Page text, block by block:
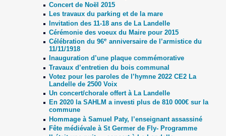
Concert de Noël 2015
Les travaux du parking et de la mare
Invitation des 11-18 ans de La Landelle
Cérémonie des voeux du Maire pour 2015
Célébration du 96e anniversaire de l’armistice du
11/11/1918
Inauguration d’une plaque commémorative
Travaux d’entretien du bois communal
Votez pour les paroles de l’hymne 2022 CE2 La
Landelle de 2500 Voix
Un concert/chorale offert à La Landelle
En 2020 la SAHLM a investi plus de 810 000€ sur la
commune
Hommage à Samuel Paty, l’enseignant assassiné
Fête médiévale à St Germer de Fly- Programme